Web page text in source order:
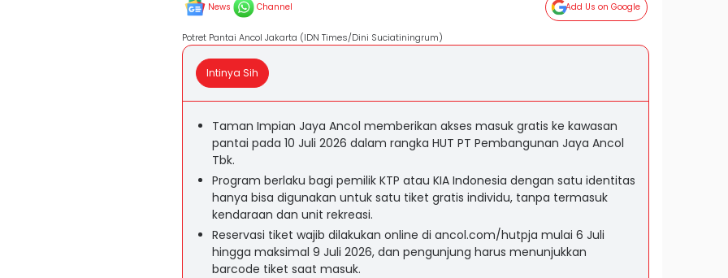
News Channel Add Us on Google
Potret Pantai Ancol Jakarta (IDN Times/Dini Suciatiningrum)
Intinya Sih
Taman Impian Jaya Ancol memberikan akses masuk gratis ke kawasan
pantai pada 10 Juli 2026 dalam rangka HUT PT Pembangunan Jaya Ancol
Tbk.
Program berlaku bagi pemilik KTP atau KIA Indonesia dengan satu identitas
hanya bisa digunakan untuk satu tiket gratis individu, tanpa termasuk
kendaraan dan unit rekreasi.
Reservasi tiket wajib dilakukan online di ancol.com/hutpja mulai 6 Juli
hingga maksimal 9 Juli 2026, dan pengunjung harus menunjukkan
barcode tiket saat masuk.